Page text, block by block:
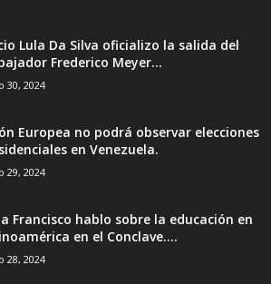
Lula Da Silva oficializo la salida del
Frederico Meyer...
30, 2024
Europea no podrá observar elecciones
en Venezuela.
29, 2024
Francisco hablo sobre la educación en
en el Conclave....
28, 2024